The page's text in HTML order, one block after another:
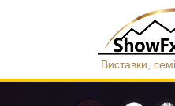
Виставки,